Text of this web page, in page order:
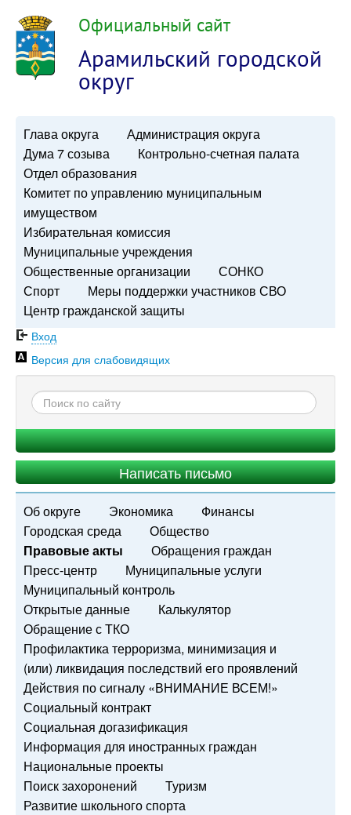
Официальный сайт
Арамильский городской
округ
Глава округа
Администрация округа
Дума 7 созыва
Контрольно-счетная палата
Отдел образования
Комитет по управлению муниципальным
имуществом
Избирательная комиссия
Муниципальные учреждения
Общественные организации
СОНКО
Спорт
Меры поддержки участников СВО
Центр гражданской защиты
Вход
Версия для слабовидящих
Написать письмо
Об округе Экономика
Финансы
Городская среда
Общество
Правовые акты
Обращения граждан
Пресс-центр
Муниципальные услуги
Муниципальный контроль
Открытые данные
Калькулятор
Обращение с ТКО
Профилактика терроризма, минимизация и
(или) ликвидация последствий его проявлений
Действия по сигналу «ВНИМАНИЕ ВСЕМ!»
Социальный контракт
Социальная догазификация
Информация для иностранных граждан
Национальные проекты
Поиск захоронений
Туризм
Развитие школьного спорта